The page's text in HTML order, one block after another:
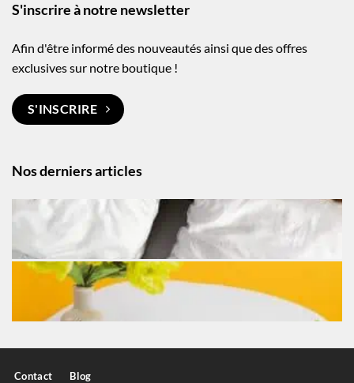
Nos derniers articles
S'inscrire à notre newsletter
Afin d'être informé des nouveautés ainsi que des offres
exclusives sur notre boutique !
S'INSCRIRE
Contact Blog